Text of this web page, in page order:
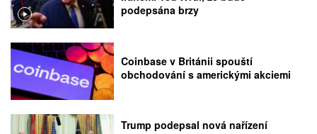
podepsána brzy
Coinbase v Británii spouští
obchodování s americkými akciemi
Trump podepsal nová nařízení